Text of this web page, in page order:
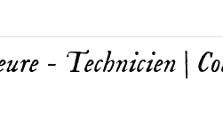
- Technicien |